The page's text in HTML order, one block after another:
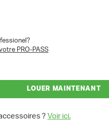
PRO-PASS
LOUER MAINTENANT
? Voir ici.